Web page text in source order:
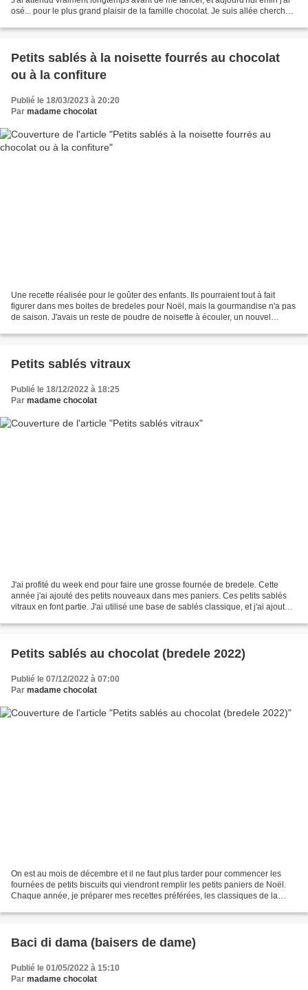
osé... pour le plus grand plaisir de la famille chocolat. Je suis allée chercher
Petits sablés à la noisette fourrés au chocolat
ou à la confiture
Publié le 18/03/2023 à 20:20
Par madame chocolat
Une recette réalisée pour le goûter des enfants. Ils pourraient tout à fait
figurer dans mes boites de bredeles pour Noël, mais la gourmandise n'a pas
de saison. J'avais un reste de poudre de noisette à écouler, un nouvel
Petits sablés vitraux
Publié le 18/12/2022 à 18:25
Par madame chocolat
J'ai profité du week end pour faire une grosse fournée de bredele. Cette
année j'ai ajouté des petits nouveaux dans mes paniers. Ces petits sablés
vitraux en font partie. J'ai utilisé une base de sablés classique, et j'ai ajouté
Petits sablés au chocolat (bredele 2022)
Publié le 07/12/2022 à 07:00
Par madame chocolat
On est au mois de décembre et il ne faut plus tarder pour commencer les
fournées de petits biscuits qui viendront remplir les petits paniers de Noël.
Chaque année, je préparer mes recettes préférées, les classiques de la
Baci di dama (baisers de dame)
Publié le 01/05/2022 à 15:10
Par madame chocolat